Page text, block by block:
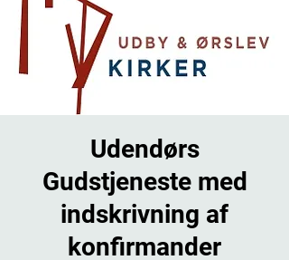
Udendørs
Gudstjeneste med
indskrivning af
konfirmander